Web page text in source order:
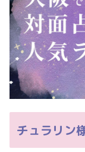
チュラリン